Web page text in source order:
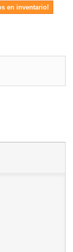
en inventario!